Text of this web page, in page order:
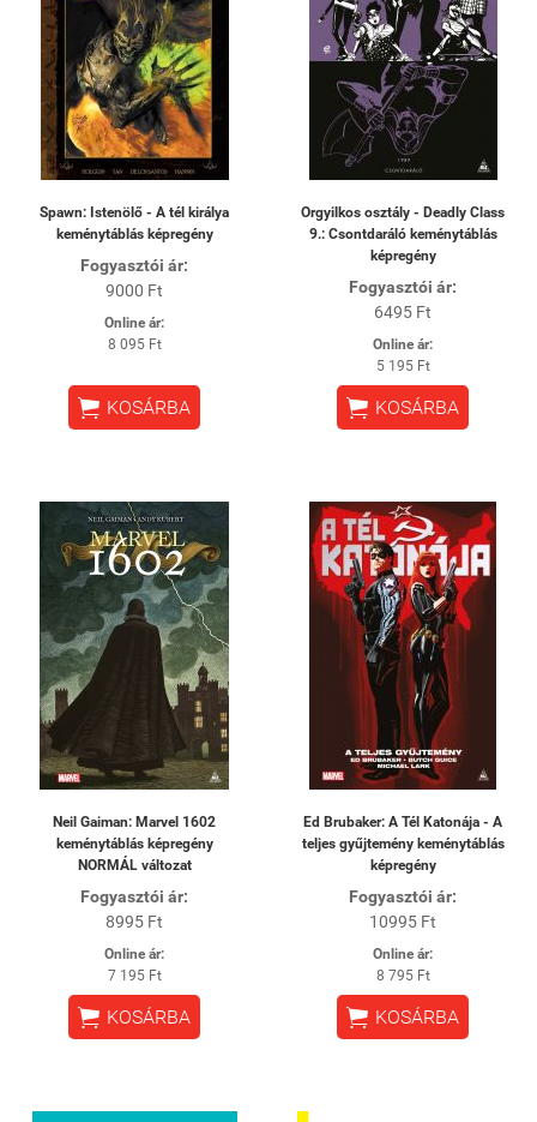
Spawn: Istenölő - A tél királya
keménytáblás képregény
Fogyasztói ár:
9000 Ft
Online ár:
8 095 Ft
 KOSÁRBA
Orgyilkos osztály - Deadly Class
9.: Csontdaráló keménytáblás
képregény
Fogyasztói ár:
6495 Ft
Online ár:
5 195 Ft
 KOSÁRBA
Neil Gaiman: Marvel 1602
keménytáblás képregény
NORMÁL változat
Fogyasztói ár:
8995 Ft
Online ár:
7 195 Ft
 KOSÁRBA
Ed Brubaker: A Tél Katonája - A
teljes gyűjtemény keménytáblás
képregény
Fogyasztói ár:
10995 Ft
Online ár:
8 795 Ft
 KOSÁRBA